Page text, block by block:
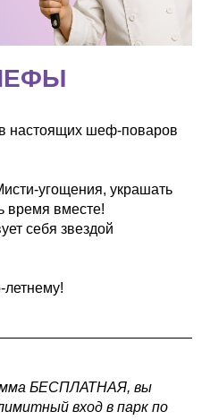
настоящих шеф-поваров
угощения, украшать
время вместе!
себя звездой
летнему!
БЕСПЛАТНАЯ, вы
вход в парк по